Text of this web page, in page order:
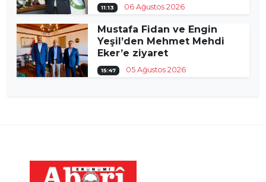
11:13 06 Ağustos 2026
Mustafa Fidan ve Engin
Yeşil’den Mehmet Mehdi
Eker’e ziyaret
15:47 05 Ağustos 2026